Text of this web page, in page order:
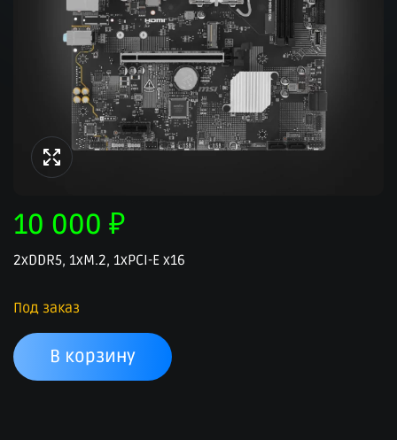
10 000 ₽
2xDDR5, 1xM.2, 1xPCI-E x16
Под заказ
В корзину